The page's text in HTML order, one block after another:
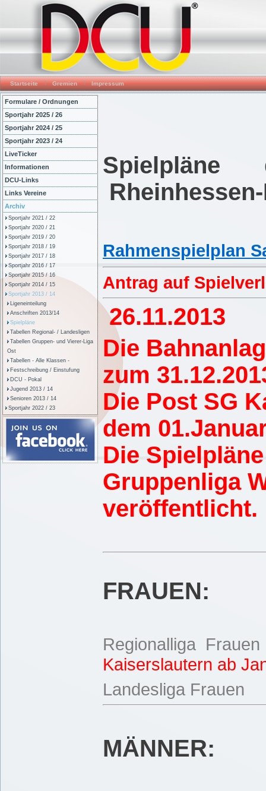
Startseite Gremien Impressum
Formulare / Ordnungen
Sportjahr 2025 / 26
Sportjahr 2024 / 25
Sportjahr 2023 / 24
LiveTicker
Informationen
DCU-Links
Links Vereine
Archiv
Sportjahr 2021 / 22
Sportjahr 2020 / 21
Sportjahr 2019 / 20
Sportjahr 2018 / 19
Sportjahr 2017 / 18
Sportjahr 2016 / 17
Sportjahr 2015 / 16
Sportjahr 2014 / 15
Sportjahr 2013 / 14
Ligeneinteilung
Anschriften 2013/14
Spielpläne
Tabellen Regional- / Landesligen
Tabellen Gruppen- und Vierer-Liga
Ost
Tabellen - Alle Klassen -
Festschreibung / Einstufung
DCU - Pokal
Jugend 2013 / 14
Senioren 2013 / 14
Sportjahr 2022 / 23
Rahmenspielplan
Antrag auf
Die
zum
Die Post SG
dem
Die
Gruppenliga
veröffentlicht.
FRAUEN:
Regionalliga Frauen
Kaiserslautern ab
Landesliga Frauen
MÄNNER: